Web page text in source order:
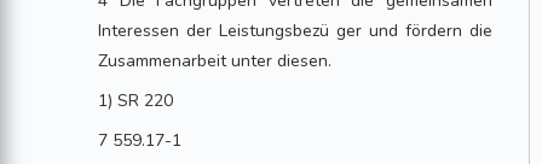
Interessen der Leistungsbezü ger und fördern die
Zusammenarbeit unter diesen.
1) SR 220
7 559.17-1